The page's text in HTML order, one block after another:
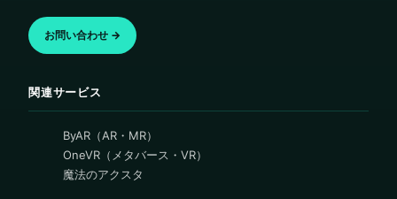
お問い合わせ →
関連サービス
ByAR（AR・MR）
OneVR（メタバース・VR）
魔法のアクスタ